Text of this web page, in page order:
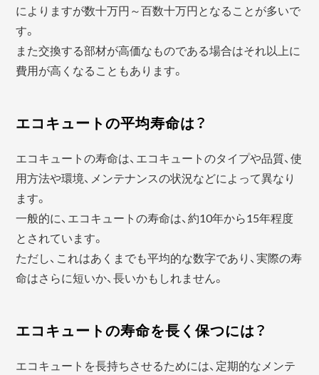
によりますが数十万円～百数十万円となることが多いで
す。
また交換する部材が高価なものである場合はそれ以上に
費用が高くなることもあります。
エコキュートの平均寿命は？
エコキュートの寿命は、エコキュートのタイプや品質、使
用方法や環境、メンテナンスの状況などによって異なり
ます。
一般的に、エコキュートの寿命は、約10年から15年程度
とされています。
ただし、これはあくまでも平均的な数字であり、実際の寿
命はさらに短いか、長いかもしれません。
エコキュートの寿命を長く保つには？
エコキュートを長持ちさせるためには、定期的なメンテ